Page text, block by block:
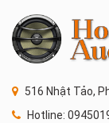
516 Nhật Tảo,
Hotline: